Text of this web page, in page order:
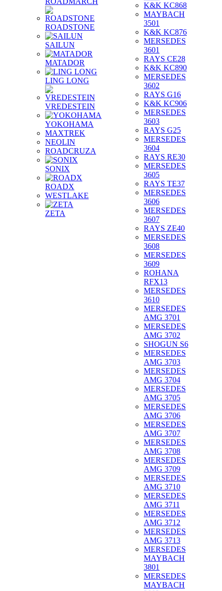
ROADSTONE
SAILUN
MATADOR
LING LONG
VREDESTEIN
YOKOHAMA
MAXTREK
NEOLIN
ROADCRUZA
SONIX
ROADX
WESTLAKE
ZETA
K&K KC868
MAYBACH
3501
K&K KC876
MERSEDES
3601
RAYS CE28
K&K KC890
MERSEDES
3602
RAYS G16
K&K KC906
MERSEDES
3603
RAYS G25
MERSEDES
3604
RAYS RE30
MERSEDES
3605
RAYS TE37
MERSEDES
3606
MERSEDES
3607
RAYS ZE40
MERSEDES
3608
MERSEDES
3609
ROHANA
RFX13
MERSEDES
3610
MERSEDES
AMG 3701
MERSEDES
AMG 3702
SHOGUN S6
MERSEDES
AMG 3703
MERSEDES
AMG 3704
MERSEDES
AMG 3705
MERSEDES
AMG 3706
MERSEDES
AMG 3707
MERSEDES
AMG 3708
MERSEDES
AMG 3709
MERSEDES
AMG 3710
MERSEDES
AMG 3711
MERSEDES
AMG 3712
MERSEDES
AMG 3713
MERSEDES
MAYBACH
3801
MERSEDES
MAYBACH